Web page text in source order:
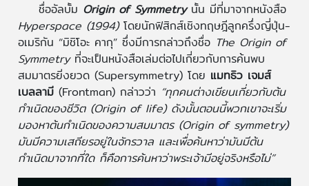
ชื่ออัลบั้ม Origin of Symmetryนั้น มีที่มาจากหนังสือ
Hyperspace (1994)โดยนักฟิสิกส์เชิงทฤษฎีลูกครึ่งญี่ปุ่น-
อเมริกัน “มิชิโอะ คากุ” ซึ่งมีการกล่าวถึงชื่อ The Origin of
Symmetryที่จะเป็นหนังสือเล่มต่อไปเกี่ยวกับการค้นพบ
สมมาตรยิ่งยวด (Supersymmetry) โดย แมทธิว เจมส์
เบลลามี(Frontman) กล่าวว่า “ทุกคนต่างเขียนเกี่ยวกับต้น
กำเนิดของชีวิต (Origin of life) ดังนั้นตอนนี้พวกเขาจะเริ่ม
มองหาต้นกำเนิดของความสมมาตร (Origin of symmetry)
มันมีความเสถียรอยู่ในจักรวาล และเพื่อค้นหาว่ามันมีต้น
กำเนิดมาจากที่ใด ก็คือการค้นหาว่าพระเจ้ามีอยู่จริงหรือไม่”